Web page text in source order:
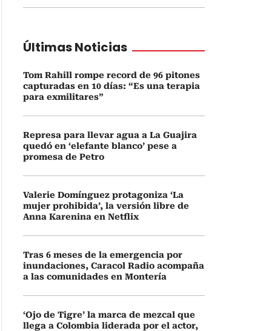
Últimas Noticias
Tom Rahill rompe record de 96 pitones
capturadas en 10 días: “Es una terapia
para exmilitares”
Represa para llevar agua a La Guajira
quedó en ‘elefante blanco’ pese a
promesa de Petro
Valerie Domínguez protagoniza ‘La
mujer prohibida’, la versión libre de
Anna Karenina en Netflix
Tras 6 meses de la emergencia por
inundaciones, Caracol Radio acompaña
a las comunidades en Montería
‘Ojo de Tigre’ la marca de mezcal que
llega a Colombia liderada por el actor,